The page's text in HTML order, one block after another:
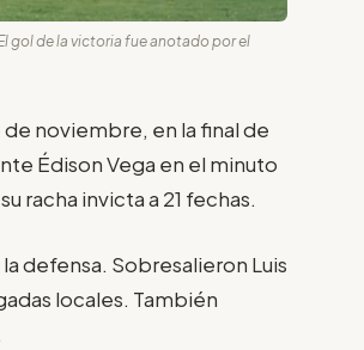
gol de la victoria fue anotado por el
de noviembre, en la final de
Édison Vega en el minuto
racha invicta a 21 fechas.
defensa. Sobresalieron Luis
locales. También